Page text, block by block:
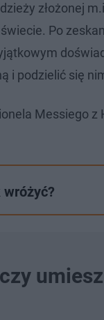
złożonej
Po
i podzielić się
Messiego